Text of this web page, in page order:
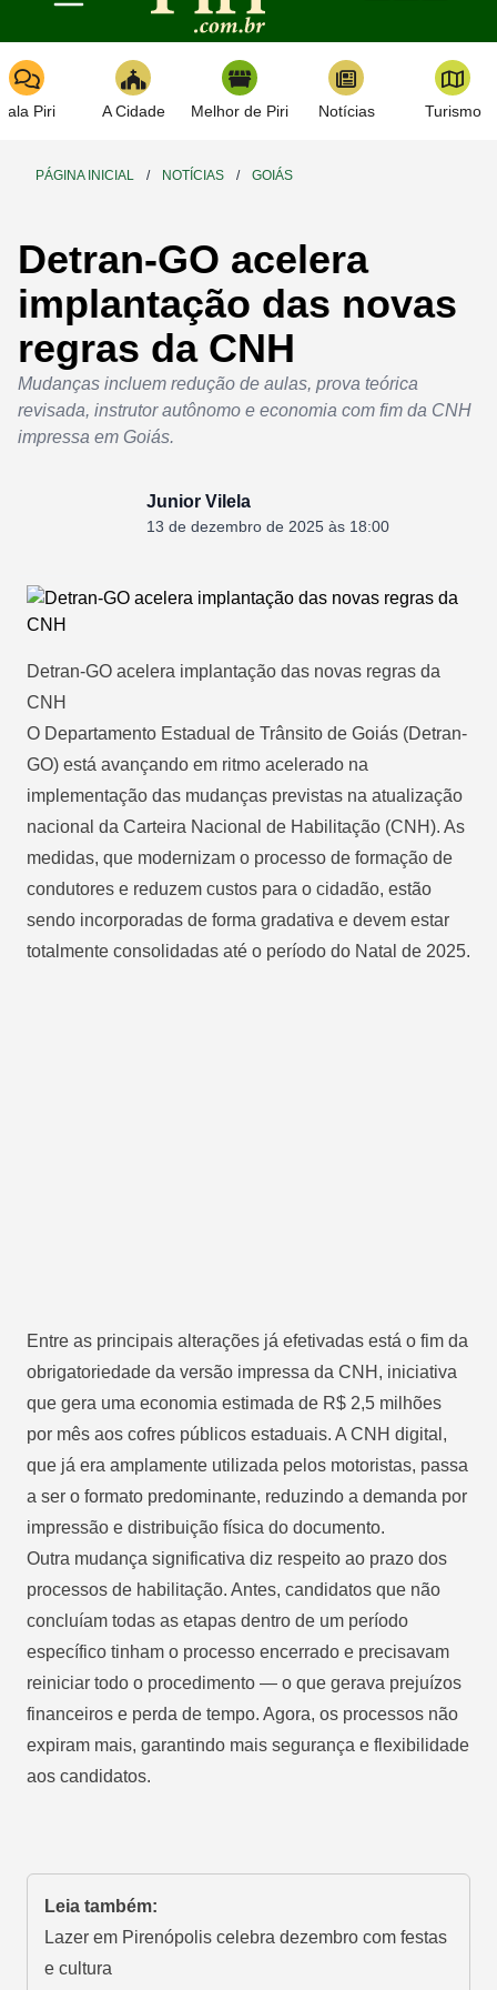
Toggle navigation
Piri A Cidade Melhor de Piri Notícias Turismo
PÁGINA INICIAL / NOTÍCIAS / GOIÁS
Detran-GO acelera
implantação das novas
regras da CNH
Mudanças incluem redução de aulas, prova teórica
revisada, instrutor autônomo e economia com fim da CNH
impressa em Goiás.
Junior Vilela
13 de dezembro de 2025 às 18:00
Detran-GO acelera implantação das novas regras da
CNH
O Departamento Estadual de Trânsito de Goiás (Detran-
GO) está avançando em ritmo acelerado na
implementação das mudanças previstas na atualização
nacional da Carteira Nacional de Habilitação (CNH). As
medidas, que modernizam o processo de formação de
condutores e reduzem custos para o cidadão, estão
sendo incorporadas de forma gradativa e devem estar
totalmente consolidadas até o período do Natal de 2025.
Entre as principais alterações já efetivadas está o fim da
obrigatoriedade da versão impressa da CNH, iniciativa
que gera uma economia estimada de R$ 2,5 milhões
por mês aos cofres públicos estaduais. A CNH digital,
que já era amplamente utilizada pelos motoristas, passa
a ser o formato predominante, reduzindo a demanda por
impressão e distribuição física do documento.
Outra mudança significativa diz respeito ao prazo dos
processos de habilitação. Antes, candidatos que não
concluíam todas as etapas dentro de um período
específico tinham o processo encerrado e precisavam
reiniciar todo o procedimento — o que gerava prejuízos
financeiros e perda de tempo. Agora, os processos não
expiram mais, garantindo mais segurança e flexibilidade
aos candidatos.
Leia também:
Lazer em Pirenópolis celebra dezembro com festas
e cultura